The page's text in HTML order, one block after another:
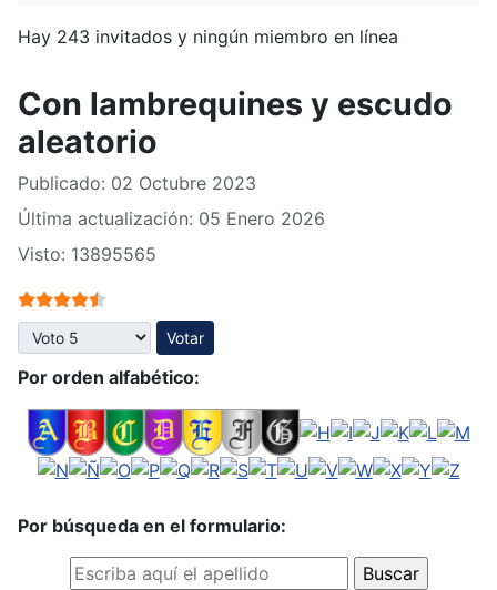
Hay 243 invitados y ningún miembro en línea
Con lambrequines y escudo
aleatorio
Publicado: 02 Octubre 2023
Última actualización: 05 Enero 2026
Visto: 13895565
Ratio:4.5/
Por favor, vote
Por orden alfabético:
Por búsqueda en el formulario: